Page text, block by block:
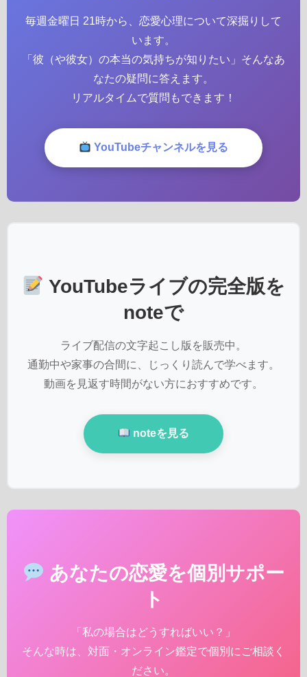
毎週金曜日 21時から、恋愛心理について深掘りして
います。
「彼（や彼女）の本当の気持ちが知りたい」そんなあ
なたの疑問に答えます。
リアルタイムで質問もできます！
YouTubeチャンネルを見る
YouTubeライブの完全版を
noteで
ライブ配信の文字起こし版を販売中。
通勤中や家事の合間に、じっくり読んで学べます。
動画を見返す時間がない方におすすめです。
noteを見る
あなたの恋愛を個別サポー
ト
「私の場合はどうすればいい？」
そんな時は、対面・オンライン鑑定で個別にご相談く
ださい。